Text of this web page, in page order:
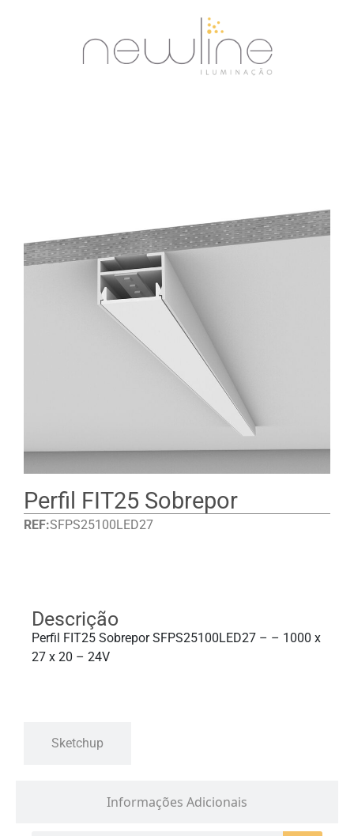
Perfil FIT25 Sobrepor
REF:SFPS25100LED27
Informações Adicionais
Descrição
Perfil FIT25 Sobrepor SFPS25100LED27 – – 1000 x
27 x 20 – 24V
Sketchup